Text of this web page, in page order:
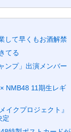
して早くもお酒解禁
てる
ンプ」出演メンバー
NMB48 11期生レギ
イクプロジェクト』
定